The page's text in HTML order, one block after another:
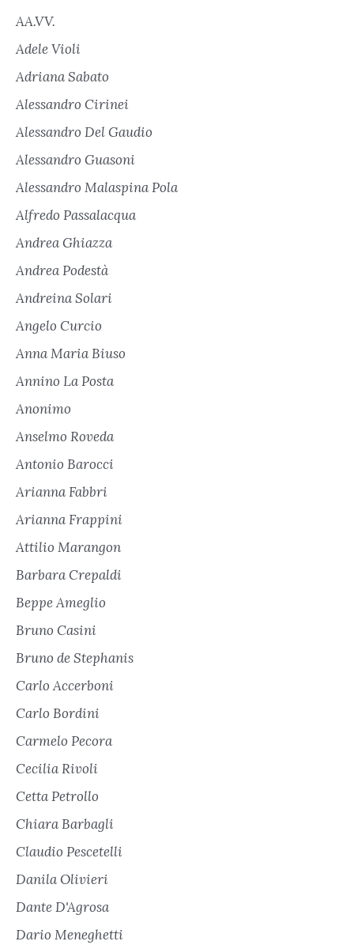
AA.VV.
Adele Violi
Adriana Sabato
Alessandro Cirinei
Alessandro Del Gaudio
Alessandro Guasoni
Alessandro Malaspina Pola
Alfredo Passalacqua
Andrea Ghiazza
Andrea Podestà
Andreina Solari
Angelo Curcio
Anna Maria Biuso
Annino La Posta
Anonimo
Anselmo Roveda
Antonio Barocci
Arianna Fabbri
Arianna Frappini
Attilio Marangon
Barbara Crepaldi
Beppe Ameglio
Bruno Casini
Bruno de Stephanis
Carlo Accerboni
Carlo Bordini
Carmelo Pecora
Cecilia Rivoli
Cetta Petrollo
Chiara Barbagli
Claudio Pescetelli
Danila Olivieri
Dante D'Agrosa
Dario Meneghetti